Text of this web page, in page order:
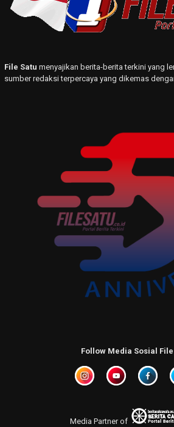
File Satu menyajikan berita-berita terkini yang
sumber redaksi terpercaya yang dikemas
Follow Media Sosial File
Media Partner of